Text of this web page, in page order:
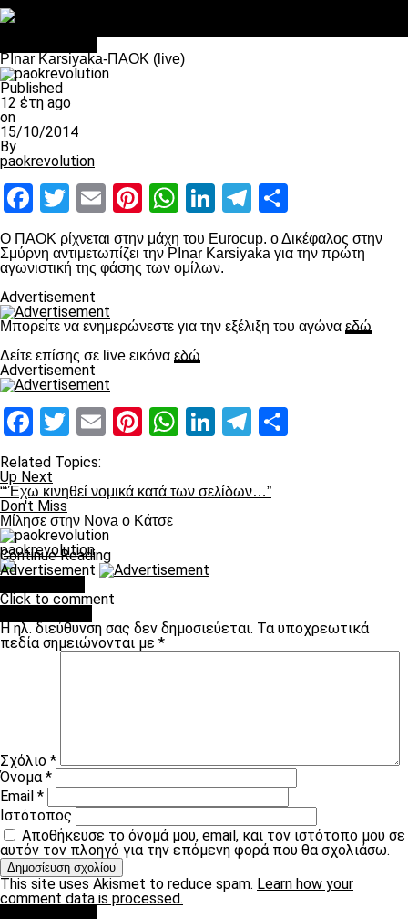
PInar Karsiyaka-ΠΑΟΚ (live)
Published
12 έτη ago
on
15/10/2014
By
paokrevolution
Facebook
Twitter
EmailPinterest
WhatsApp
LinkedIn
Telegram
O ΠΑΟΚ ρίχνεται στην μάχη του Eurocup. ο Δικέφαλος στην
Σμύρνη αντιμετωπίζει την PInar Karsiyaka για την πρώτη
αγωνιστική της φάσης των ομίλων.
Advertisement
Μπορείτε να ενημερώνεστε για την εξέλιξη του αγώνα εδώ
Δείτε επίσης σε live εικόνα εδώ
Advertisement
Facebook
Twitter
EmailPinterest
WhatsApp
LinkedIn
Telegram
Related Topics:
Up Next
“‘Έχω κινηθεί νομικά κατά των σελίδων…”
Don't Miss
Μίλησε στην Νοva ο Κάτσε
paokrevolution
Continue Reading
Advertisement
Click to comment
Η ηλ. διεύθυνση σας δεν δημοσιεύεται. Τα υποχρεωτικά
πεδία σημειώνονται με *
Σχόλιο *
Όνομα*
Email *
Ιστότοπος
Αποθήκευσε το όνομά μου, email, και τον ιστότοπο μου σε
αυτόν τον πλοηγό για την επόμενη φορά που θα σχολιάσω.
This site uses Akismet to reduce spam. Learn how your
comment data is processed.